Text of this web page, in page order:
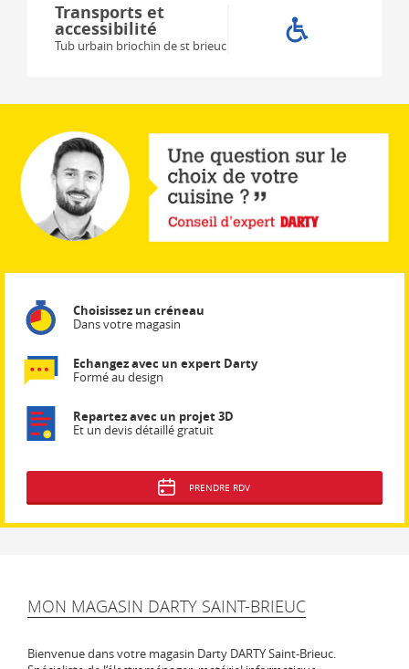
Transports et
accessibilité
Tub urbain briochin de st brieuc
Choisissez un créneau
Dans votre magasin
Echangez avec un expert Darty
Formé au design
Repartez avec un projet 3D
Et un devis détaillé gratuit
PRENDRE RDV
MON MAGASIN DARTY SAINT-BRIEUC
Bienvenue dans votre magasin Darty DARTY Saint-Brieuc.